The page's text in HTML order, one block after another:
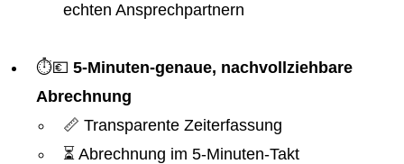
echten Ansprechpartnern
⏱️💶 5-Minuten-genaue, nachvollziehbare
Abrechnung
📏 Transparente Zeiterfassung
⏳ Abrechnung im 5-Minuten-Takt